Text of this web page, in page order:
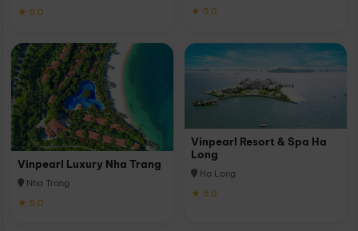
★ 5.0
★ 5.0
Vinpearl Luxury Nha Trang
Nha Trang
★ 5.0
Vinpearl Resort & Spa Ha
Long
Hạ Long
★ 5.0